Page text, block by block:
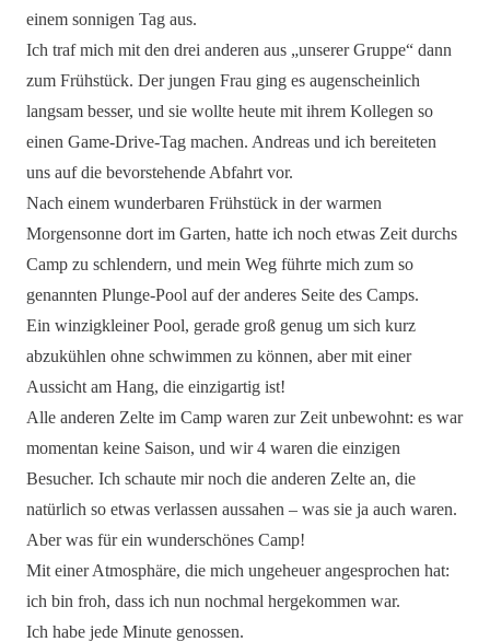
einem sonnigen Tag aus.
Ich traf mich mit den drei anderen aus „unserer Gruppe“ dann
zum Frühstück. Der jungen Frau ging es augenscheinlich
langsam besser, und sie wollte heute mit ihrem Kollegen so
einen Game-Drive-Tag machen. Andreas und ich bereiteten
uns auf die bevorstehende Abfahrt vor.
Nach einem wunderbaren Frühstück in der warmen
Morgensonne dort im Garten, hatte ich noch etwas Zeit durchs
Camp zu schlendern, und mein Weg führte mich zum so
genannten Plunge-Pool auf der anderes Seite des Camps.
Ein winzigkleiner Pool, gerade groß genug um sich kurz
abzukühlen ohne schwimmen zu können, aber mit einer
Aussicht am Hang, die einzigartig ist!
Alle anderen Zelte im Camp waren zur Zeit unbewohnt: es war
momentan keine Saison, und wir 4 waren die einzigen
Besucher. Ich schaute mir noch die anderen Zelte an, die
natürlich so etwas verlassen aussahen – was sie ja auch waren.
Aber was für ein wunderschönes Camp!
Mit einer Atmosphäre, die mich ungeheuer angesprochen hat:
ich bin froh, dass ich nun nochmal hergekommen war.
Ich habe jede Minute genossen.